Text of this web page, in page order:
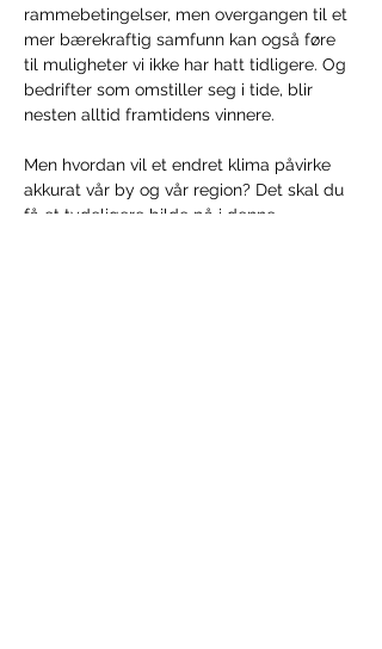
rammebetingelser, men overgangen til et
mer bærekraftig samfunn kan også føre
til muligheter vi ikke har hatt tidligere. Og
bedrifter som omstiller seg i tide, blir
nesten alltid framtidens vinnere.
Men hvordan vil et endret klima påvirke
akkurat vår by og vår region? Det skal du
få et tydeligere bilde på i denne